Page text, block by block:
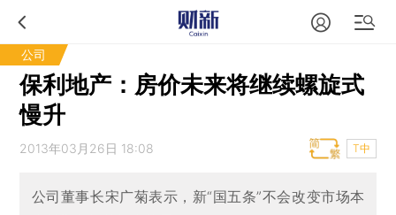
公司
保利地产：房价未来将继续螺旋式
慢升
2013年03月26日 18:08 T中
公司董事长宋广菊表示，新“国五条”不会改变市场本